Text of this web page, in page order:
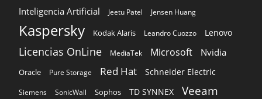
Inteligencia Artificial Jeetu Patel Jensen Huang
Kaspersky Kodak Alaris Leandro Cuozzo Lenovo
Licencias OnLine MediaTek Microsoft Nvidia
Oracle Pure Storage Red Hat Schneider Electric
Siemens SonicWall Sophos TD SYNNEX Veeam